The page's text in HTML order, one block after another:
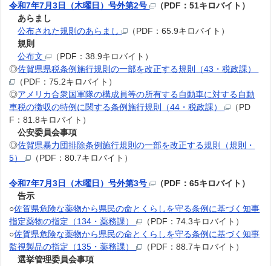
令和7年7月3日（木曜日）号外第2号
（PDF：51キロバイト）
あらまし
公布された規則のあらまし
（PDF：65.9キロバイト）
規則
公布文
（PDF：38.9キロバイト）
◎佐賀県県税条例施行規則の一部を改正する規則（43・税政課）
（PDF：75.2キロバイト）
◎アメリカ合衆国軍隊の構成員等の所有する自動車に対する自動
車税の徴収の特例に関する条例施行規則（44・税政課）
（PD
F：81.8キロバイト）
公安委員会事項
◎佐賀県暴力団排除条例施行規則の一部を改正する規則（規則・
5）
（PDF：80.7キロバイト）
令和7年7月3日（木曜日）号外第3号
（PDF：65キロバイト）
告示
○佐賀県危険な薬物から県民の命とくらしを守る条例に基づく知事
指定薬物の指定（134・薬務課）
（PDF：74.3キロバイト）
○佐賀県危険な薬物から県民の命とくらしを守る条例に基づく知事
監視製品の指定（135・薬務課）
（PDF：88.7キロバイト）
選挙管理委員会事項